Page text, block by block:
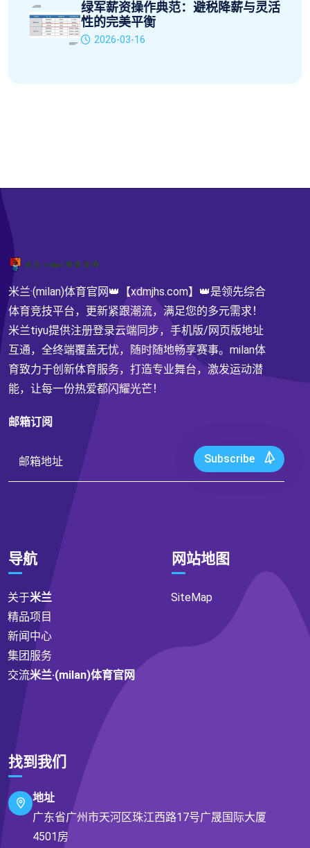
绿军薪资操作典范：避税降薪与灵活
性的完美平衡
2026-03-16
米兰·(milan)体育官网👑【xdmjhs.com】👑是领先综合
体育竞技平台，更新紧跟潮流，满足您的多元需求！
米兰tiyu提供注册登录云端同步，手机版/网页版地址
互通，全终端覆盖无忧，随时随地畅享赛事。milan体
育致力于创新体育服务，打造专业舞台，激发运动潜
能，让每一份热爱都闪耀光芒！
邮箱订阅
Subscribe
导航
关于米兰
精品项目
新闻中心
集团服务
交流米兰·(milan)体育官网
网站地图
SiteMap
找到我们
地址
广东省广州市天河区珠江西路17号广晟国际大厦
4501房